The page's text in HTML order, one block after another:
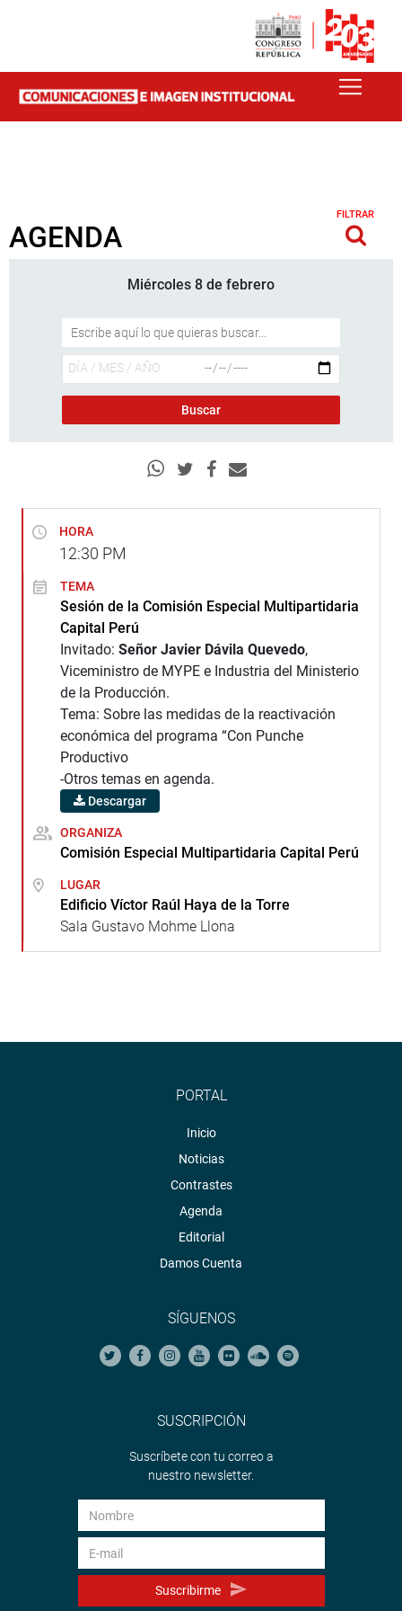
AGENDA
FILTRAR
Miércoles 8 de febrero
HORA
12:30 PM
TEMA
Sesión de la Comisión Especial Multipartidaria
Capital Perú
Invitado: Señor Javier Dávila Quevedo,
Viceministro de MYPE e Industria del Ministerio
de la Producción.
Tema: Sobre las medidas de la reactivación
económica del programa “Con Punche
Productivo
-Otros temas en agenda.
Descargar
ORGANIZA
Comisión Especial Multipartidaria Capital Perú
LUGAR
Edificio Víctor Raúl Haya de la Torre
Sala Gustavo Mohme Llona
PORTAL
Inicio
Noticias
Contrastes
Agenda
Editorial
Damos Cuenta
SÍGUENOS
SUSCRIPCIÓN
Suscríbete con tu correo a
nuestro newsletter.
Suscribirme